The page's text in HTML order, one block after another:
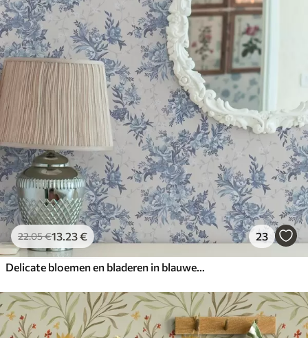
22.05€13.23€ 23
Delicate bloemen en bladeren in blauwe en blauwe kleuren op een lichte achtergrond